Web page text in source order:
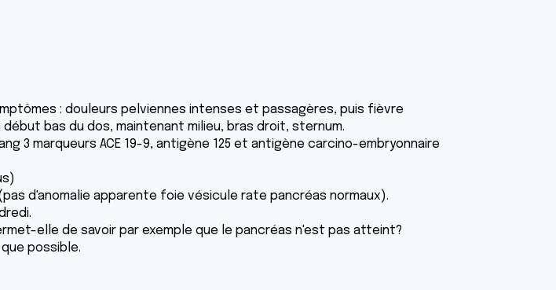
: douleurs pelviennes intenses et passagères, puis fièvre
bas du dos, maintenant milieu, bras droit, sternum.
3 marqueurs ACE 19-9, antigène 125 et antigène carcino-embryonnaire
d'anomalie apparente foie vésicule rate pancréas normaux).
elle de savoir par exemple que le pancréas n'est pas atteint?
possible.